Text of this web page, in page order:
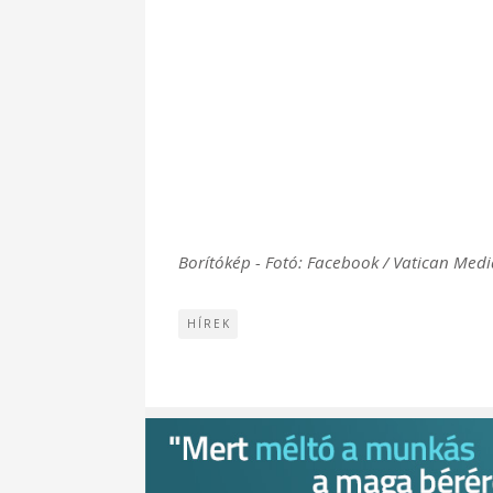
Borítókép - Fotó: Facebook / Vatican
HÍREK